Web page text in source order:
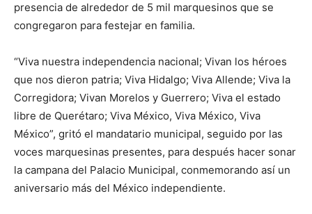
presencia de alrededor de 5 mil marquesinos que se
congregaron para festejar en familia.
“Viva nuestra independencia nacional; Vivan los héroes
que nos dieron patria; Viva Hidalgo; Viva Allende; Viva la
Corregidora; Vivan Morelos y Guerrero; Viva el estado
libre de Querétaro; Viva México, Viva México, Viva
México”, gritó el mandatario municipal, seguido por las
voces marquesinas presentes, para después hacer sonar
la campana del Palacio Municipal, conmemorando así un
aniversario más del México independiente.